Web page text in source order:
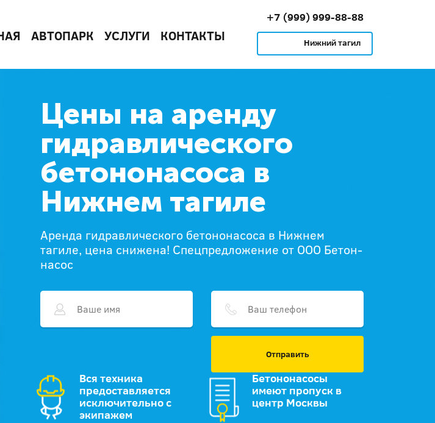
АВТОПАРК УСЛУГИ КОНТАКТЫ
+7 (999) 999-88-88
Нижний тагил
Цены на аренду
гидравлического
бетононасоса в
Нижнем тагиле
Аренда гидравлического бетононасоса в Нижнем
тагиле, цена снижена! Спецпредложение от ООО Бетон-
насос
Отправить
Вся техника
предоставляется
исключительно с
экипажем
Бетононасосы
имеют пропуск в
центр Москвы